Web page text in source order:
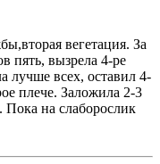
вегетация. За
пять, вызрела 4-ре
лучше всех, оставил 4-
плече. Заложила 2-3
Пока на слаборослик